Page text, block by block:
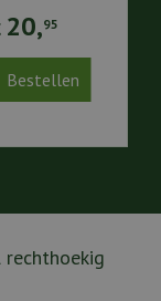
20,95
Bestellen